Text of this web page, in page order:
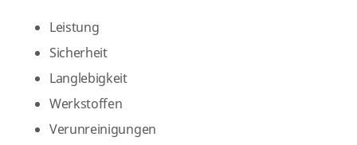
Leistung
Sicherheit
Langlebigkeit
Werkstoffen
Verunreinigungen